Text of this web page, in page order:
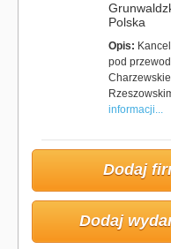
Polska
Opis:
pod
informacji...
Dodaj
Dodaj